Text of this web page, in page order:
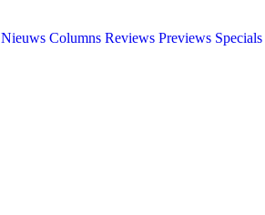
Nieuws Columns Reviews Previews Specials